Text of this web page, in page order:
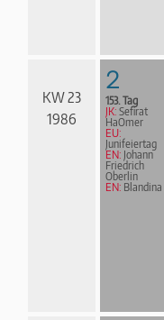
KW 23
1986
2
153. Tag
JK: Sefirat
HaOmer
EU:
Junifeiertag
EN: Johann
Friedrich
Oberlin
EN: Blandina